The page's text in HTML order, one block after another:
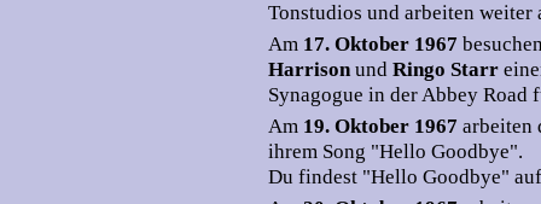
Tonstudios und arbeiten
Am 17. Oktober 1967
Harrisonund Ringo Starr
Synagogue in der Abbey Road
Am 19. Oktober 1967 arbeiten
ihrem Song "Hello Goodbye".
Du findest "Hello Goodbye"